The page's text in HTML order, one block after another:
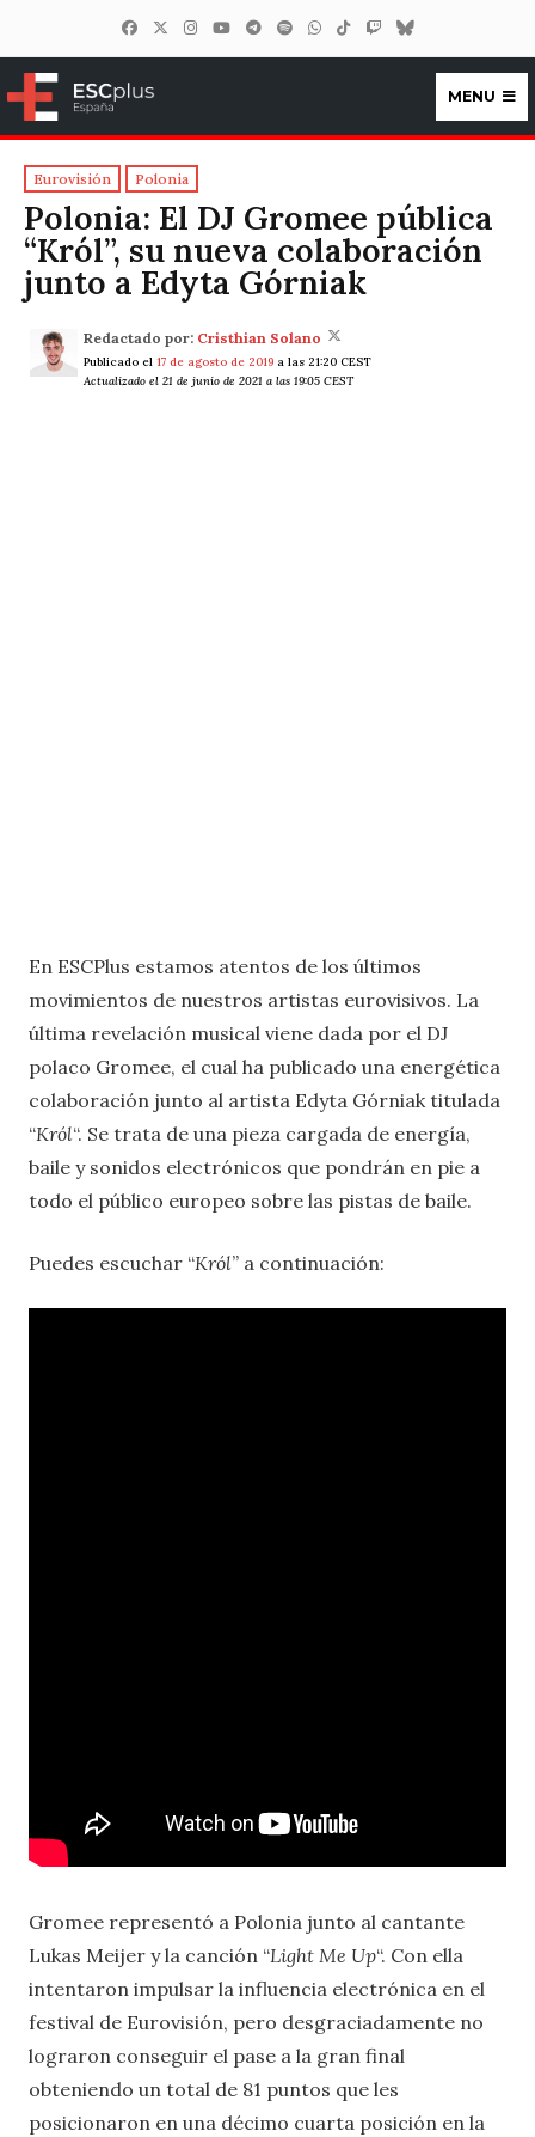
ESCplus España
MENU
Eurovisión Polonia
Polonia: El DJ Gromee pública
“Król”, su nueva colaboración
junto a Edyta Górniak
Redactado por: Cristhian Solano
Publicado el 17 de agosto de 2019 a las 21:20 CEST
Actualizado el 21 de junio de 2021 a las 19:05 CEST
En ESCPlus estamos atentos de los últimos
movimientos de nuestros artistas eurovisivos. La
última revelación musical viene dada por el DJ
polaco Gromee, el cual ha publicado una energética
colaboración junto al artista Edyta Górniak titulada
“Król“. Se trata de una pieza cargada de energía,
baile y sonidos electrónicos que pondrán en pie a
todo el público europeo sobre las pistas de baile.
Puedes escuchar “Król” a continuación:
Gromee representó a Polonia junto al cantante
Lukas Meijer y la canción “Light Me Up“. Con ella
intentaron impulsar la influencia electrónica en el
festival de Eurovisión, pero desgraciadamente no
lograron conseguir el pase a la gran final
obteniendo un total de 81 puntos que les
posicionaron en una décimo cuarta posición en la